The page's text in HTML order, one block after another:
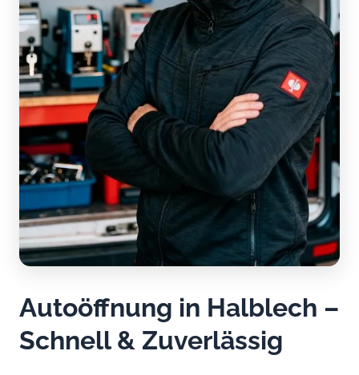
Autoöffnung in Halblech –
Schnell & Zuverlässig